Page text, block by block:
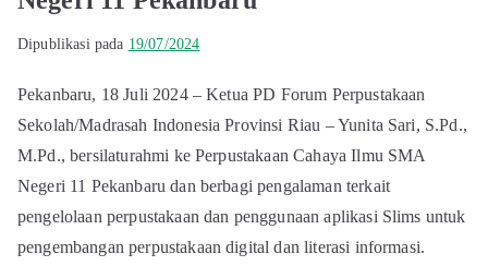
Dipublikasi pada 19/07/2024
Pekanbaru, 18 Juli 2024 – Ketua PD Forum Perpustakaan
Sekolah/Madrasah Indonesia Provinsi Riau – Yunita Sari, S.Pd.,
M.Pd., bersilaturahmi ke Perpustakaan Cahaya Ilmu SMA
Negeri 11 Pekanbaru dan berbagi pengalaman terkait
pengelolaan perpustakaan dan penggunaan aplikasi Slims untuk
pengembangan perpustakaan digital dan literasi informasi.